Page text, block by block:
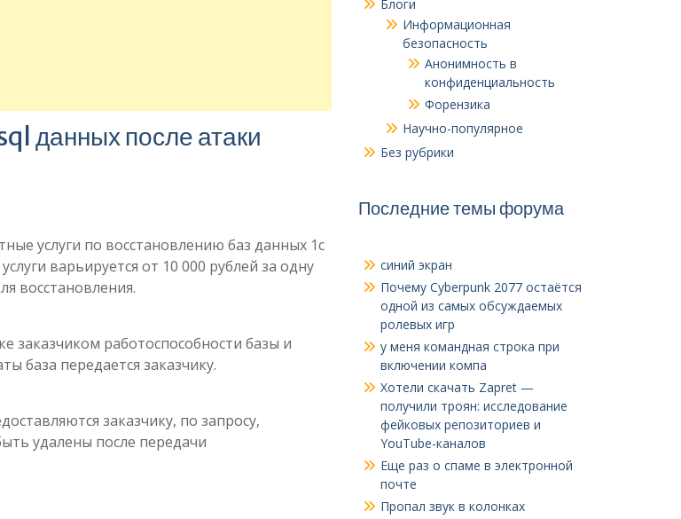
данных после атаки
услуги по восстановлению баз данных 1c
варьируется от 10 000 рублей за одну
восстановления.
заказчиком работоспособности базы и
база передается заказчику.
заказчику, по запросу,
удалены после передачи
Блоги
Информационная
безопасность
Анонимность в
конфиденциальность
Форензика
Научно-популярное
Без рубрики
Последние темы форума
синий экран
Почему Cyberpunk 2077 остаётся
одной из самых обсуждаемых
ролевых игр
у меня командная строка при
включении компа
Хотели скачать Zapret —
получили троян: исследование
фейковых репозиториев и
YouTube-каналов
Еще раз о спаме в электронной
почте
Пропал звук в колонках